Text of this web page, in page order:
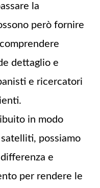
la
però fornire
dettaglio e
e ricercatori
in modo
possiamo
e
per rendere le